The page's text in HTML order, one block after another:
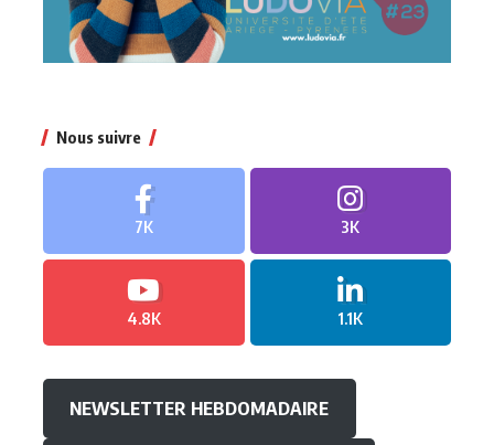
Nous suivre
7K 3K
4.8K 1.1K
NEWSLETTER HEBDOMADAIRE